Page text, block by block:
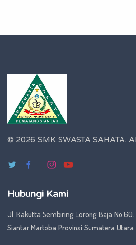
© 2026 SMK SWASTA SAHATA.
Hubungi Kami
Jl. Rakutta Sembiring Lorong Baja
Siantar Martoba Provinsi Sumatera Utara